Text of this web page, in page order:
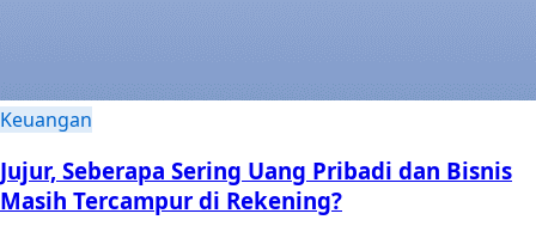
Keuangan
Jujur, Seberapa Sering Uang Pribadi dan Bisnis
Masih Tercampur di Rekening?